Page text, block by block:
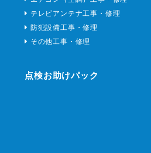
テレビアンテナ工事・修理
防犯設備工事・修理
その他工事・修理
点検お助けパック